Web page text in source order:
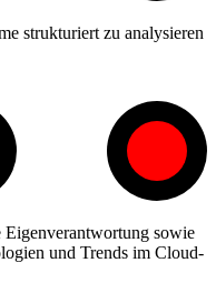
strukturiert zu analysieren
Eigenverantwortung sowie
und Trends im Cloud-